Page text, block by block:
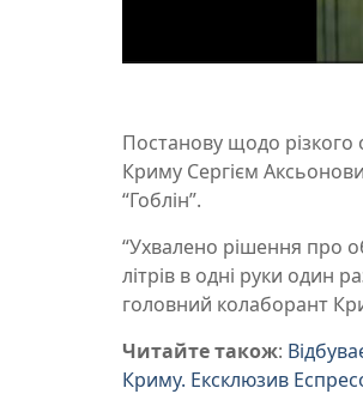
Постанову щодо
Криму Сергієм
“Гоблін”.
“Ухвалено рішення про
літрів в одні руки один
головний колаборант
Читайте також:
Криму. Ексклюзив